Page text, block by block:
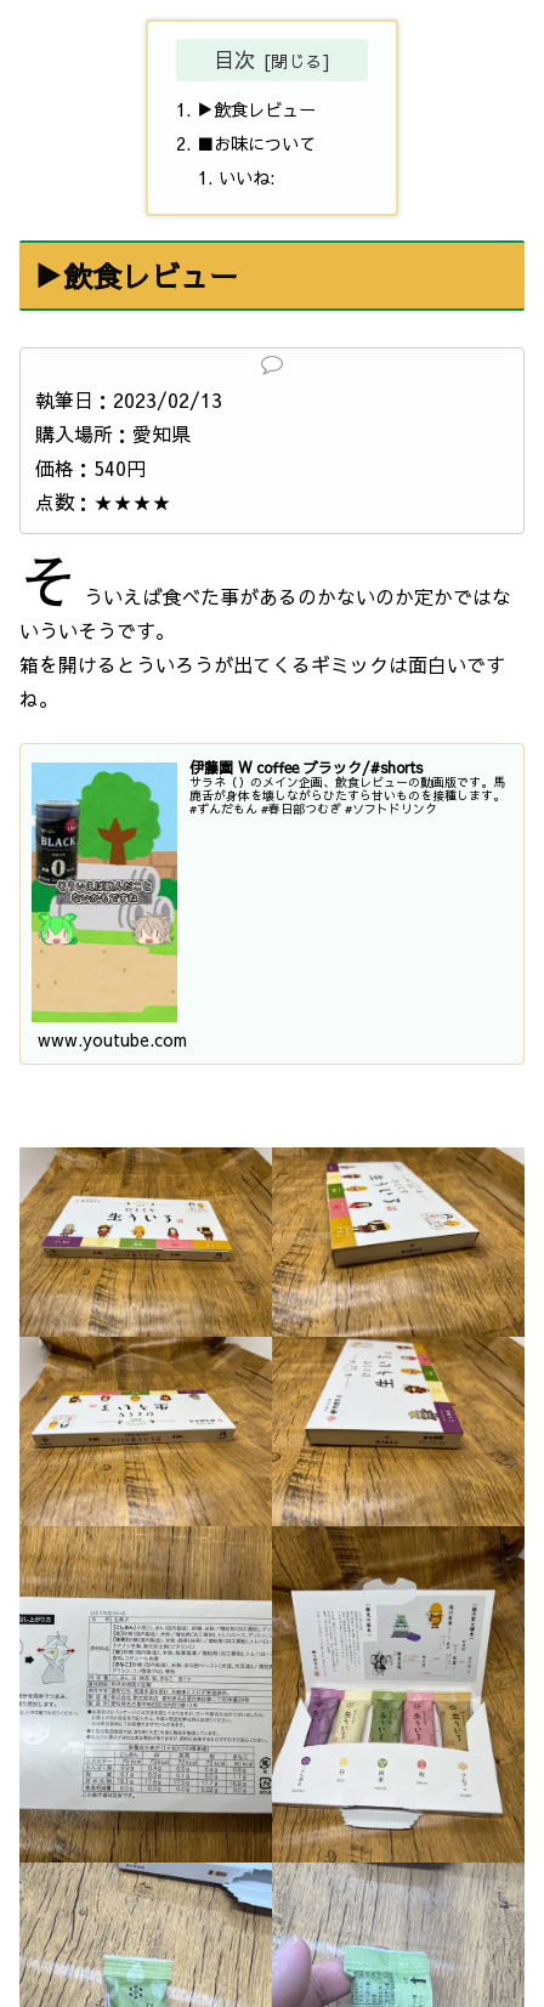
目次
▶飲食レビュー
■お味について
いいね:
▶飲食レビュー
執筆日：2023/02/13
購入場所：愛知県
価格：540円
点数：★★★★
そ
ういえば食べた事があるのかないのか定かではな
いういそうです。
箱を開けるとういろうが出てくるギミックは面白いです
ね。
伊藤園 W coffee ブラック/#shorts
サラネ（）のメイン企画、飲食レビューの動画版です。馬
鹿舌が身体を壊しながらひたすら甘いものを接種します。
#ずんだもん #春日部つむぎ #ソフトドリンク
www.youtube.com